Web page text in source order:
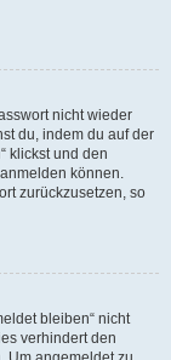
nicht wieder
du, indem du auf der
klickst und den
können.
zurückzusetzen, so
bleiben“ nicht
verhindert den